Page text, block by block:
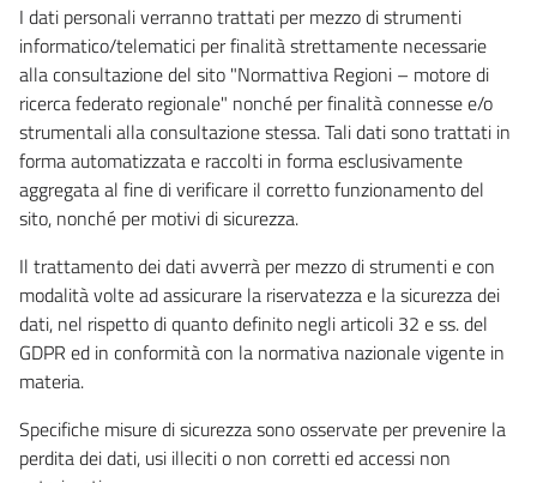
I dati personali verranno trattati per mezzo di strumenti
informatico/telematici per finalità strettamente necessarie
alla consultazione del sito "Normattiva Regioni – motore di
ricerca federato regionale" nonché per finalità connesse e/o
strumentali alla consultazione stessa. Tali dati sono trattati in
forma automatizzata e raccolti in forma esclusivamente
aggregata al fine di verificare il corretto funzionamento del
sito, nonché per motivi di sicurezza.
Il trattamento dei dati avverrà per mezzo di strumenti e con
modalità volte ad assicurare la riservatezza e la sicurezza dei
dati, nel rispetto di quanto definito negli articoli 32 e ss. del
GDPR ed in conformità con la normativa nazionale vigente in
materia.
Specifiche misure di sicurezza sono osservate per prevenire la
perdita dei dati, usi illeciti o non corretti ed accessi non